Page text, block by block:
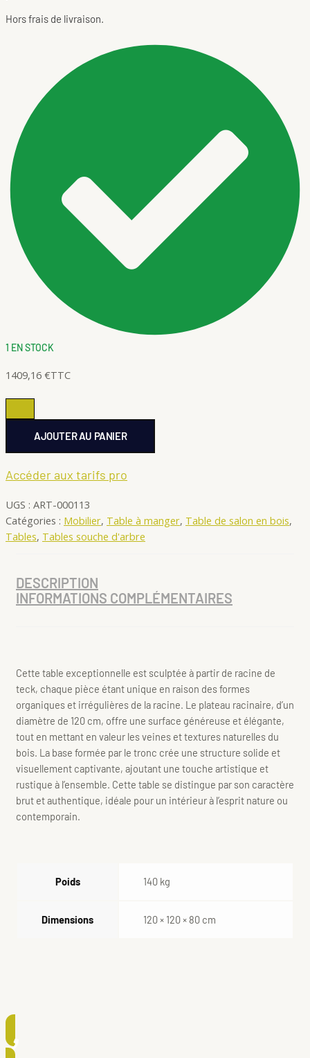
Hors frais de livraison.
1 EN STOCK
1409,16 €TTC
AJOUTER AU PANIER
Accéder aux tarifs pro
UGS : ART-000113
Catégories : Mobilier, Table à manger, Table de salon en bois,
Tables, Tables souche d'arbre
DESCRIPTION
INFORMATIONS COMPLÉMENTAIRES
Cette table exceptionnelle est sculptée à partir de racine de
teck, chaque pièce étant unique en raison des formes
organiques et irrégulières de la racine. Le plateau racinaire, d’un
diamètre de 120 cm, offre une surface généreuse et élégante,
tout en mettant en valeur les veines et textures naturelles du
bois. La base formée par le tronc crée une structure solide et
visuellement captivante, ajoutant une touche artistique et
rustique à l’ensemble. Cette table se distingue par son caractère
brut et authentique, idéale pour un intérieur à l’esprit nature ou
contemporain.
Poids 140 kg
Dimensions 120 × 120 × 80 cm